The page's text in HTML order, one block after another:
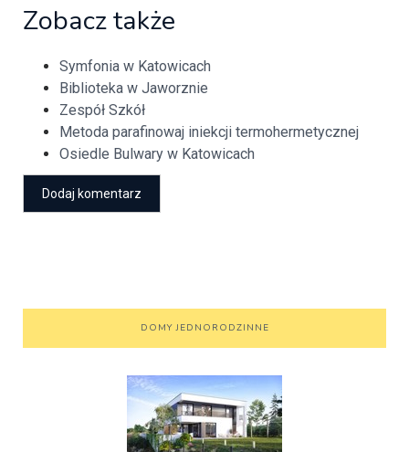
Zobacz także
Symfonia w Katowicach
Biblioteka w Jaworznie
Zespół Szkół
Metoda parafinowaj iniekcji termohermetycznej
Osiedle Bulwary w Katowicach
DOMY JEDNORODZINNE